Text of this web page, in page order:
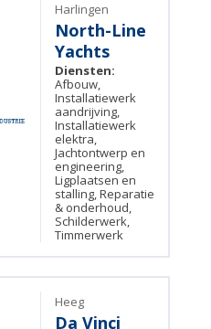
Harlingen
North-Line
Yachts
Diensten:
Afbouw,
Installatiewerk
aandrijving,
Installatiewerk
elektra,
Jachtontwerp en
engineering,
Ligplaatsen en
stalling, Reparatie
& onderhoud,
Schilderwerk,
Timmerwerk
Heeg
Da Vinci